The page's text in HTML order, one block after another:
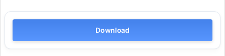
Download